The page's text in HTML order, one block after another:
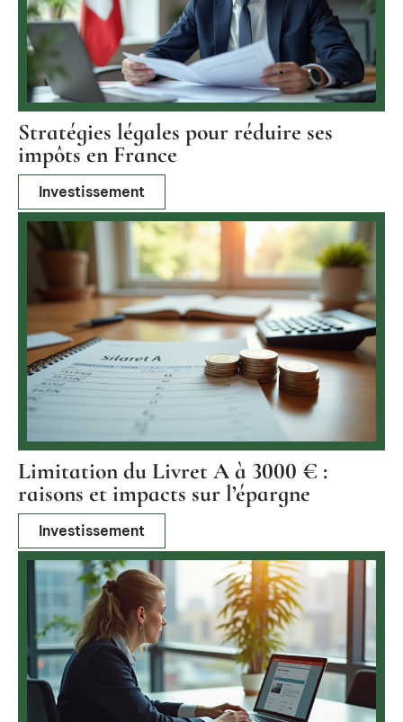
Stratégies légales pour réduire ses
impôts en France
Investissement
Limitation du Livret A à 3000 € :
raisons et impacts sur l’épargne
Investissement